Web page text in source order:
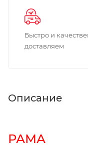
Быстро и
доставляем
Описание
РАМА